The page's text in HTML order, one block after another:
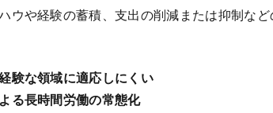
ウや経験の蓄積、支出の削減または抑制など
験な領域に適応しにくい
る長時間労働の常態化